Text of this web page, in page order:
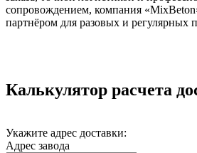
сопровождением, компания
партнёром для разовых и регулярных
Калькулятор расчета
Укажите адрес доставки:
Адрес завода